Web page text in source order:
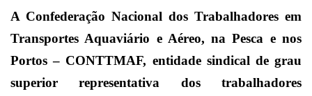
A Confederação Nacional dos Trabalhadores em
Transportes Aquaviário e Aéreo, na Pesca e nos
Portos – CONTTMAF, entidade sindical de grau
superior representativa dos trabalhadores